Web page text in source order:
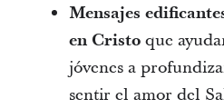
Mensajes
en Cristoque
jóvenes a
sentir el amor del